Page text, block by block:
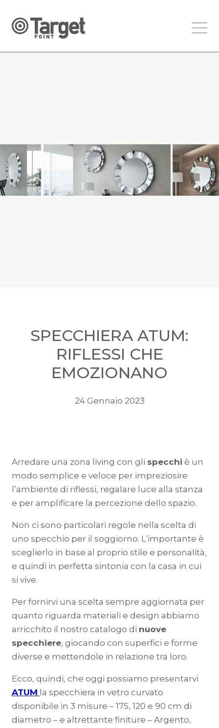
SPECCHIERA ATUM:
RIFLESSI CHE
EMOZIONANO
24 Gennaio 2023
Arredare una zona living con gli specchi è un
modo semplice e veloce per impreziosire
l’ambiente di riflessi, regalare luce alla stanza
e per amplificare la percezione dello spazio.
Non ci sono particolari regole nella scelta di
uno specchio per il soggiorno. L’importante è
sceglierlo in base al proprio stile e personalità,
e quindi in perfetta sintonia con la casa in cui
si vive.
Per fornirvi una scelta sempre aggiornata per
quanto riguarda materiali e design abbiamo
arricchito il nostro catalogo di nuove
specchiere, giocando con superfici e forme
diverse e mettendole in relazione tra loro.
Ecco, quindi, che oggi possiamo presentarvi
ATUM la specchiera in vetro curvato
disponibile in 3 misure – 175, 120 e 90 cm di
diametro – e altrettante finiture – Argento,